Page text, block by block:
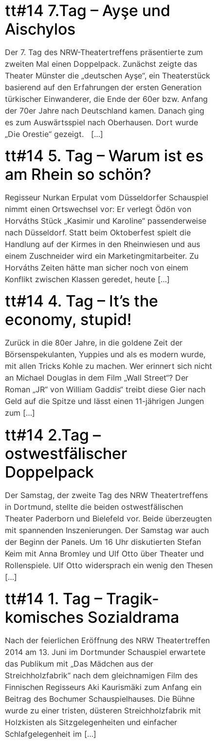
tt#14 7.Tag – Ayşe und
Aischylos
Der 7. Tag des NRW-Theatertreffens präsentierte zum
zweiten Mal einen Doppelpack. Zunächst zeigte das
Theater Münster die „deutschen Ayşe“, ein Theaterstück
basierend auf den Erfahrungen der ersten Generation
türkischer Einwanderer, die Ende der 60er bzw. Anfang
der 70er Jahre nach Deutschland kamen. Danach ging
es zum Auswärtsspiel nach Oberhausen. Dort wurde
„Die Orestie“ gezeigt. […]
tt#14 5. Tag – Warum ist es
am Rhein so schön?
Regisseur Nurkan Erpulat vom Düsseldorfer Schauspiel
nimmt einen Ortswechsel vor: Er verlegt Ödön von
Horváths Stück „Kasimir und Karoline“ passenderweise
nach Düsseldorf. Statt beim Oktoberfest spielt die
Handlung auf der Kirmes in den Rheinwiesen und aus
einem Zuschneider wird ein Marketingmitarbeiter. Zu
Horváths Zeiten hätte man sicher noch von einem
Konflikt zwischen Klassen geredet, heute […]
tt#14 4. Tag – It’s the
economy, stupid!
Zurück in die 80er Jahre, in die goldene Zeit der
Börsenspekulanten, Yuppies und als es modern wurde,
mit allen Tricks Kohle zu machen. Wer erinnert sich nicht
an Michael Douglas in dem Film „Wall Street“? Der
Roman „JR“ von William Gaddis“ treibt diese Gier nach
Geld auf die Spitze und lässt einen 11-jährigen Jungen
zum […]
tt#14 2.Tag –
ostwestfälischer
Doppelpack
Der Samstag, der zweite Tag des NRW Theatertreffens
in Dortmund, stellte die beiden ostwestfälischen
Theater Paderborn und Bielefeld vor. Beide überzeugten
mit spannenden Inszenierungen. Der Samstag war auch
der Beginn der Panels. Um 16 Uhr diskutierten Stefan
Keim mit Anna Bromley und Ulf Otto über Theater und
Rollenspiele. Ulf Otto widersprach ein wenig den Thesen
[…]
tt#14 1. Tag – Tragik-
komisches Sozialdrama
Nach der feierlichen Eröffnung des NRW Theatertreffen
2014 am 13. Juni im Dortmunder Schauspiel erwartete
das Publikum mit „Das Mädchen aus der
Streichholzfabrik“ nach dem gleichnamigen Film des
Finnischen Regisseurs Aki Kaurismäki zum Anfang ein
Beitrag des Bochumer Schauspielhauses. Die Bühne
wurde zu einer tristen, düsteren Streichholzfabrik mit
Holzkisten als Sitzgelegenheiten und einfacher
Schlafgelegenheit im […]